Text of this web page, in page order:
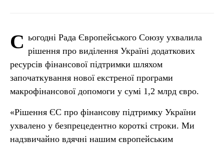
С ьогодні Рада Європейського Союзу ухвалила
рішення про виділення Україні додаткових
ресурсів фінансової підтримки шляхом
започаткування нової екстреної програми
макрофінансової допомоги у сумі 1,2 млрд євро.
«Рішення ЄС про фінансову підтримку України
ухвалено у безпрецедентно короткі строки. Ми
надзвичайно вдячні нашим європейським